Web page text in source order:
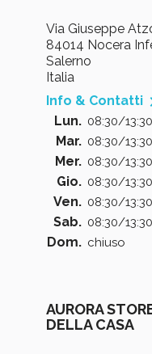
Via Giuseppe
84014 Nocera
Salerno
Italia
Info & Contatti
Lun. 08:30/
Mar. 08:30/
Mer. 08:30/
Gio. 08:30/
Ven. 08:30/
Sab. 08:30/13:30
Dom. chiuso
AURORA
DELLA CASA